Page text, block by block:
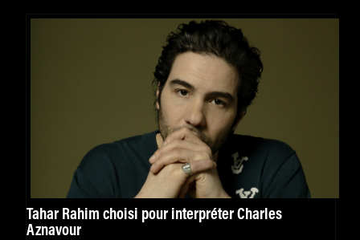
Tahar Rahim choisi pour interpréter Charles
Aznavour